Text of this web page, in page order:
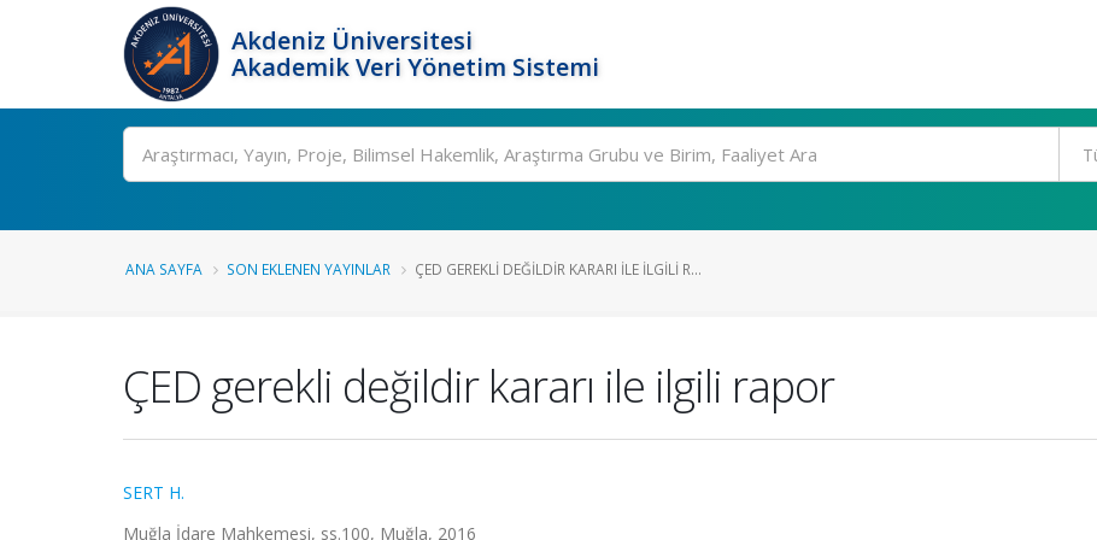
Akdeniz Üniversitesi
Akademik Veri Yönetim Sistemi
Ara
ANA SAYFA SON EKLENEN YAYINLAR ÇED GEREKLI DEĞILDIR KARARI ILE ILGILI R...
ÇED gerekli değildir kararı ile ilgili rapor
SERT H.
Muğla İdare Mahkemesi, ss.100, Muğla, 2016